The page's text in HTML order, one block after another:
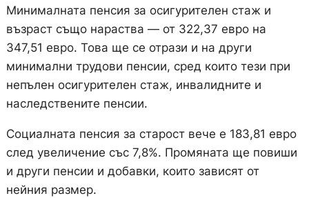
Минималната пенсия за осигурителен стаж и
възраст също нараства — от 322,37 евро на
347,51 евро. Това ще се отрази и на други
минимални трудови пенсии, сред които тези при
непълен осигурителен стаж, инвалидните и
наследствените пенсии.
Социалната пенсия за старост вече е 183,81 евро
след увеличение със 7,8%. Промяната ще повиши
и други пенсии и добавки, които зависят от
нейния размер.